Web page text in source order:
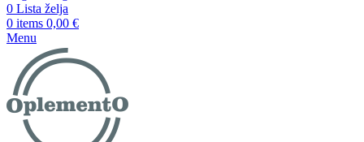
0 Lista želja
0 items 0,00 €
Menu